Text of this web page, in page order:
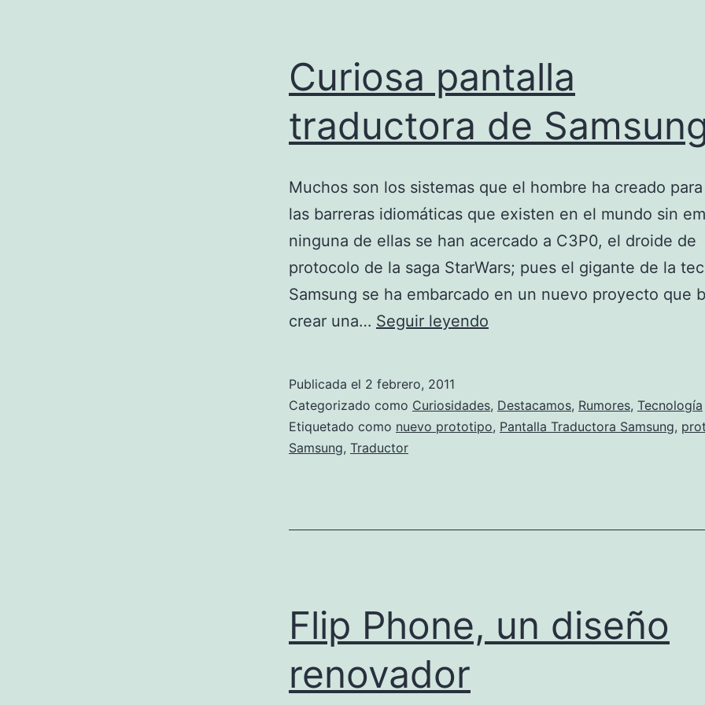
Curiosa pantalla
traductora de
Muchos son los sistemas que el hombre ha creado
las barreras idiomáticas que existen en el mundo sin
ninguna de ellas se han acercado a C3P0, el droide de
protocolo de la saga StarWars; pues el gigante de la
Samsung se ha embarcado en un nuevo proyecto que
crear una… Seguir leyendo
de
Samsung
Publicada el 2 febrero, 2011
Categorizado como Curiosidades, Destacamos, Rumores, Tecnología
Etiquetado como nuevo prototipo, Pantalla Traductora Samsung,
Samsung, Traductor
Flip Phone, un diseño
renovador